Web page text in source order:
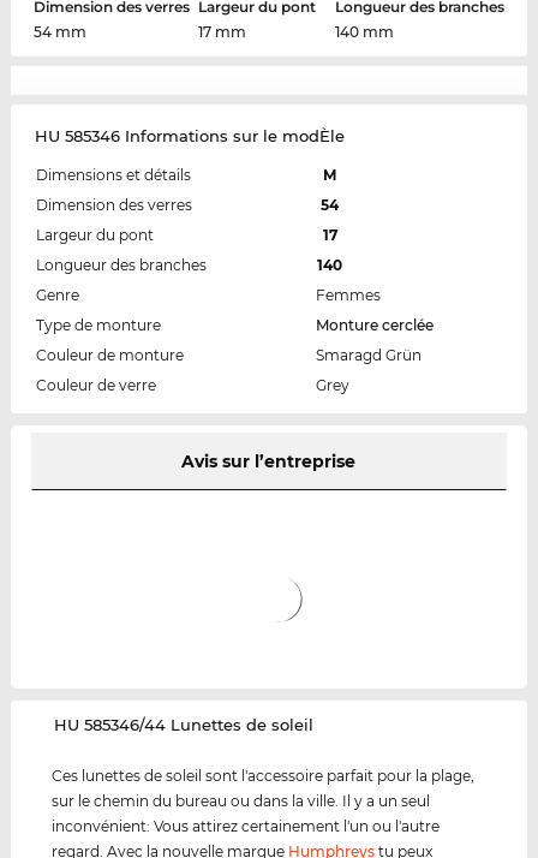
Dimension des verres
54 mm
Largeur du pont
17 mm
Longueur des branches
140 mm
HU 585346 Informations sur le modÈle
Dimensions et détails
M
Dimension des verres
54
Largeur du pont
17
Longueur des branches
140
Genre
Femmes
Type de monture
Monture cerclée
Couleur de monture
Smaragd Grün
Couleur de verre
Grey
Avis sur l’entreprise
‌HU 585346/44 Lunettes de soleil
Ces lunettes de soleil sont l'accessoire parfait pour la plage,
sur le chemin du bureau ou dans la ville. Il y a un seul
inconvénient: Vous attirez certainement l'un ou l'autre
regard. Avec la nouvelle marque Humphreys tu peux